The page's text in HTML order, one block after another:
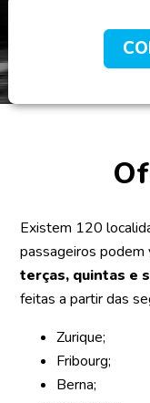
Existem 120
passageiros
terças, quintas e
feitas a partir das
Zurique;
Fribourg;
Berna;